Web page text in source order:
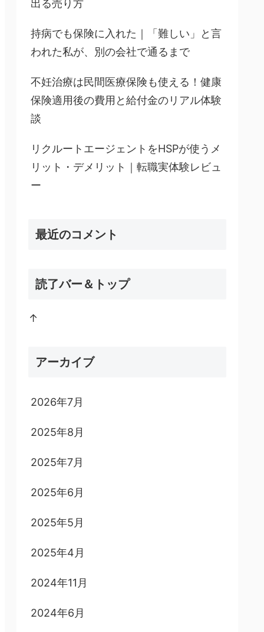
出る売り方
持病でも保険に入れた｜「難しい」と言
われた私が、別の会社で通るまで
不妊治療は民間医療保険も使える！健康
保険適用後の費用と給付金のリアル体験
談
リクルートエージェントをHSPが使うメ
リット・デメリット｜転職実体験レビュ
ー
最近のコメント
読了バー＆トップ
↑
アーカイブ
2026年7月
2025年8月
2025年7月
2025年6月
2025年5月
2025年4月
2024年11月
2024年6月